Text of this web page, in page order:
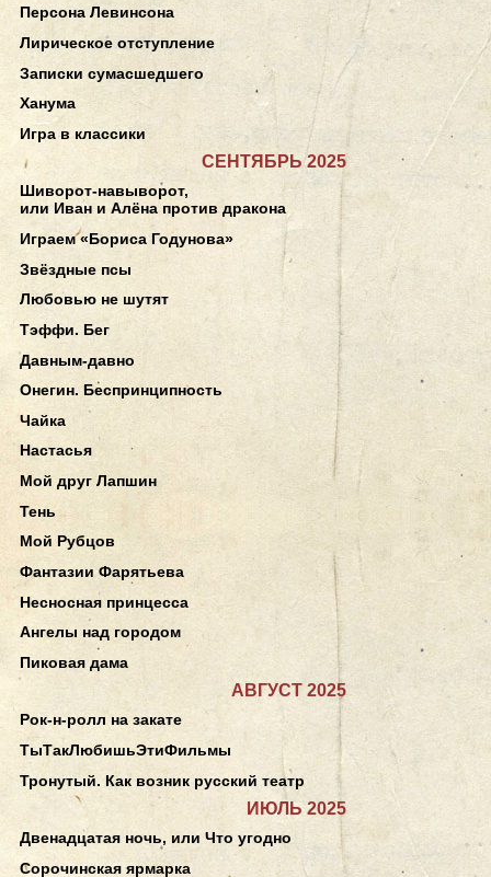
Персона Левинсона
Лирическое отступление
Записки сумасшедшего
Ханума
Игра в классики
СЕНТЯБРЬ 2025
Шиворот-навыворот,
или Иван и Алёна против дракона
Играем «Бориса Годунова»
Звёздные псы
Любовью не шутят
Тэффи. Бег
Давным-давно
Онегин. Беспринципность
Чайка
Настасья
Мой друг Лапшин
Тень
Мой Рубцов
Фантазии Фарятьева
Несносная принцесса
Ангелы над городом
Пиковая дама
АВГУСТ 2025
Рок-н-ролл на закате
ТыТакЛюбишьЭтиФильмы
Тронутый. Как возник русский театр
ИЮЛЬ 2025
Двенадцатая ночь, или Что угодно
Сорочинская ярмарка